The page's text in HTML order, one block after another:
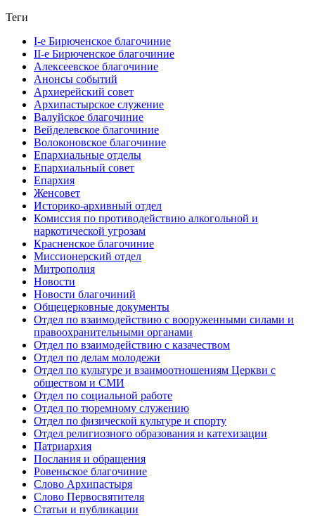
Теги
I-е Бирюченское благочиние
II-е Бирюченское благочиние
Алексеевское благочиние
Анонсы событий
Архиерейский совет
Архипастырское служение
Валуйское благочиние
Вейделевское благочиние
Волоконовское благочиние
Епархиальные отделы
Епархиальный совет
Епархия
Женсовет
Историко-архивный отдел
Комиссия по противодействию алкогольной и
наркотической угрозам
Красненское благочиние
Миссионерский отдел
Митрополия
Новости
Новости благочиний
Общецерковные документы
Отдел по взаимодействию с вооруженными силами и
правоохранительными органами
Отдел по взаимодействию с казачеством
Отдел по делам молодежи
Отдел по культуре и взаимоотношениям Церкви с
обществом и СМИ
Отдел по социальной работе
Отдел по тюремному служению
Отдел по физической культуре и спорту
Отдел религиозного образования и катехизации
Патриархия
Послания и обращения
Ровеньское благочиние
Слово Архипастыря
Слово Первосвятителя
Статьи и публикации